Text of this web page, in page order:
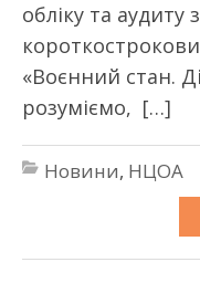
обліку та
«Воєнний стан.
розуміємо, […]
Новини, НЦОА